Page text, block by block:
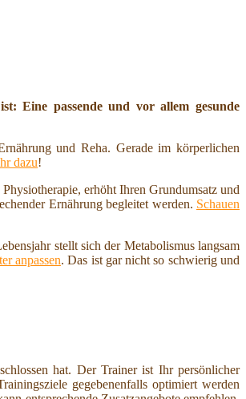
Eine passende und vor allem gesunde
und Reha. Gerade im körperlichen
dazu!
erhöht Ihren Grundumsatz und
Ernährung begleitet werden. Schauen
stellt sich der Metabolismus langsam
anpassen. Das ist gar nicht so schwierig und
hat. Der Trainer ist Ihr persönlicher
gegebenenfalls optimiert werden